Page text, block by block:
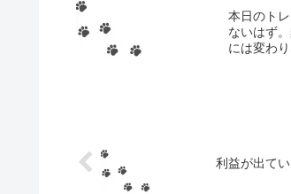
本日のト
ないはず
には変わ
利益が出て